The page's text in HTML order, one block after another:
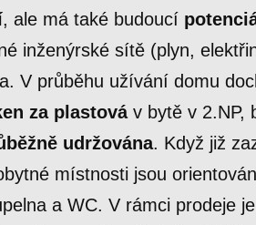
, ale má také budoucí
inženýrské sítě (plyn,
V průběhu užívání domu
za plastováv bytě v 2.NP,
udržována. Když již
místnosti jsou
a WC. V rámci prodeje